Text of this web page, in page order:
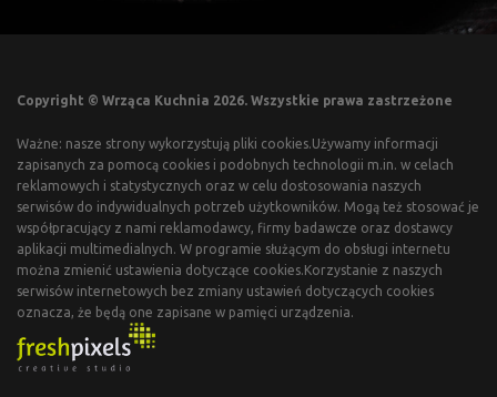
Copyright © Wrząca Kuchnia 2026. Wszystkie prawa zastrzeżone
Ważne: nasze strony wykorzystują pliki cookies.Używamy informacji
zapisanych za pomocą cookies i podobnych technologii m.in. w celach
reklamowych i statystycznych oraz w celu dostosowania naszych
serwisów do indywidualnych potrzeb użytkowników. Mogą też stosować je
współpracujący z nami reklamodawcy, firmy badawcze oraz dostawcy
aplikacji multimedialnych. W programie służącym do obsługi internetu
można zmienić ustawienia dotyczące cookies.Korzystanie z naszych
serwisów internetowych bez zmiany ustawień dotyczących cookies
oznacza, że będą one zapisane w pamięci urządzenia.